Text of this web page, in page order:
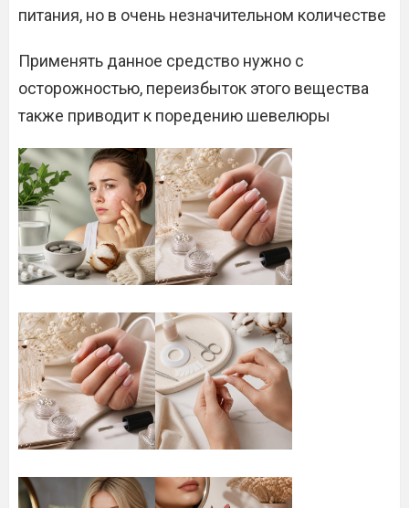
питания, но в очень незначительном количестве
Применять данное средство нужно с
осторожностью, переизбыток этого вещества
также приводит к поредению шевелюры